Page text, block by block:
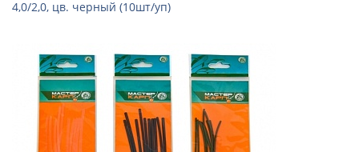
4,0/2,0, цв. черный (10шт/уп)